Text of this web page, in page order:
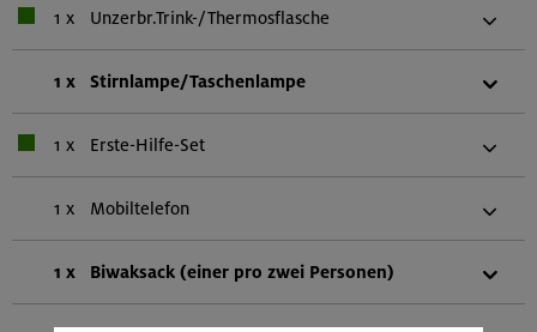
1 x Unzerbr.Trink-/Thermosflasche
1 x Stirnlampe/Taschenlampe
1 x Erste-Hilfe-Set
1 x Mobiltelefon
1 x Biwaksack (einer pro zwei Personen)